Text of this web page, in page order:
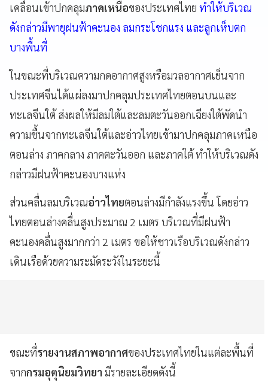
เคลื่อนเข้าปกคลุมภาคเหนือของประเทศไทย ทำให้บริเวณ
ดังกล่าวมีพายุฝนฟ้าคะนอง ลมกระโชกแรง และลูกเห็บตก
บางพื้นที่
ในขณะที่บริเวณความกดอากาศสูงหรือมวลอากาศเย็นจาก
ประเทศจีนได้แผ่ลงมาปกคลุมประเทศไทยตอนบนและ
ทะเลจีนใต้ ส่งผลให้มีลมใต้และลมตะวันออกเฉียงใต้พัดนำ
ความชื้นจากทะเลจีนใต้และอ่าวไทยเข้ามาปกคลุมภาคเหนือ
ตอนล่าง ภาคกลาง ภาคตะวันออก และภาคใต้ ทำให้บริเวณดัง
กล่าวมีฝนฟ้าคะนองบางแห่ง
ส่วนคลื่นลมบริเวณอ่าวไทยตอนล่างมีกำลังแรงขึ้น โดยอ่าว
ไทยตอนล่างคลื่นสูงประมาณ 2 เมตร บริเวณที่มีฝนฟ้า
คะนองคลื่นสูงมากกว่า 2 เมตร ขอให้ชาวเรือบริเวณดังกล่าว
เดินเรือด้วยความระมัดระวังในระยะนี้
ขณะที่รายงานสภาพอากาศของประเทศไทยในแต่ละพื้นที่
จากกรมอุตุนิยมวิทยา มีรายละเอียดดังนี้